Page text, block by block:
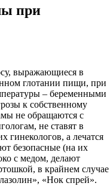
при
выражающиеся в
глотании пищи, при
– беременными
к собственному
не обращаются с
не ставят в
гинекологов, а лечатся
безопасные (на их
с медом, делают
в крайнем случае
«Нок спрей».